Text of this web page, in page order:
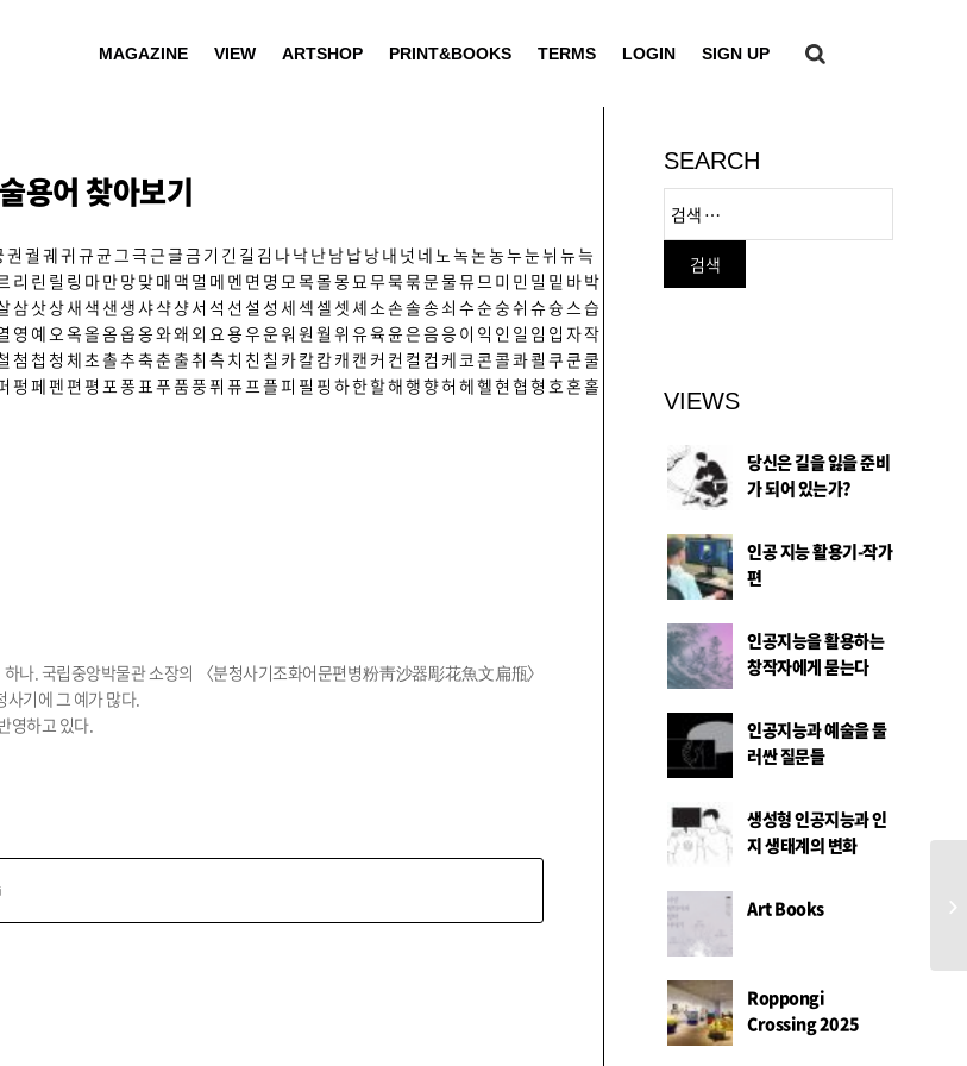
MAGAZINE VIEW ARTSHOP PRINT&BOOKS TERMS LOGIN SIGN UP
용어 찾아보기
권 궐 궤귀 규균그극근글금기 긴 길 김 나낙난남납낭내 넛 네 노 녹논농누눈뉘 뉴늑
리 린 릴 링 마만망맞매 맥 멀 메 멘 면 명 모 목몰몽 묘 무묵묶문물뮤 므 미 민 밀 밑 바박
삼삿상새 색 샌 생샤샥샹서 석 선 설 성 세 섹 셀 셋셰 소손솔송쇠 수순숭쉬 슈슝 스습
영 예 오 옥올옴옵옹와왜 외 요 용우운워 원 월 위 유육윤은음응 이 익 인 일 임 입 자작
첨 첩 청 체 초촐추축춘출취 측 치 친 칠 카칼캄캐 캔 커 컨 컬 컴 케 코 콘콜콰쾰 쿠쿤쿨
펑 페펜편 평 포 퐁 표 푸품풍퓌 퓨 프 플피 필 핑 하한할해행향허 헤헬현 협 형 호혼홀
나. 국립중앙박물관 소장의 〈분청사기조화어문편병粉靑沙器彫花魚文扁甁〉
기에 그 예가 많다.
영하고 있다.
SEARCH
VIEWS
당신은 길을 잃을 준비
가 되어 있는가?
인공 지능 활용기-작가
편
인공지능을 활용하는
창작자에게 묻는다
인공지능과 예술을 둘
러싼 질문들
생성형 인공지능과 인
지 생태계의 변화
Art Books
Roppongi
Crossing 2025